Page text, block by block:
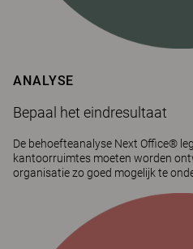
ANALYSE
Bepaal het eindresultaat
De behoefteanalyse Next Office®
kantoorruimtes moeten worden
organisatie zo goed mogelijk te